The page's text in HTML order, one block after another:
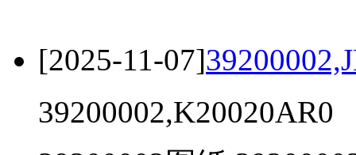
[2025-11-07]
39200002,K20020AR0